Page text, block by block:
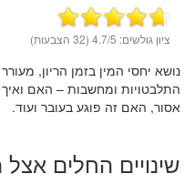
ציון גולשים: 4.7/5 (32 הצבעות)
נושא יחסי המין בזמן הריון,
התלבטויות ומחשבות – האם ואיך
אסור, האם זה פוגע בעובר ועוד.
שינויים החלים